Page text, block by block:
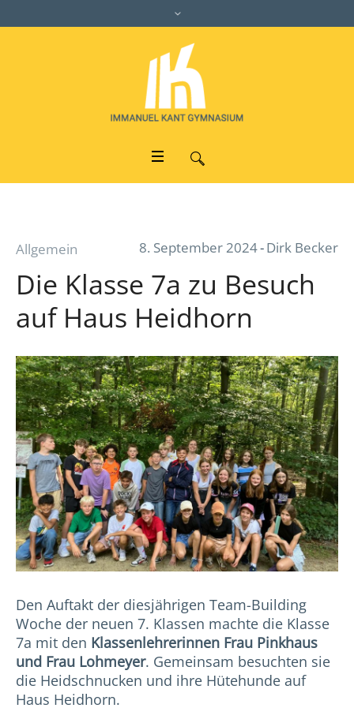
8. September 2024 Dirk Becker
Allgemein
Die Klasse 7a zu Besuch
auf Haus Heidhorn
Den Auftakt der diesjährigen Team-Building
Woche der neuen 7. Klassen machte die Klasse
7a mit den Klassenlehrerinnen Frau Pinkhaus
und Frau Lohmeyer. Gemeinsam besuchten sie
die Heidschnucken und ihre Hütehunde auf
Haus Heidhorn.